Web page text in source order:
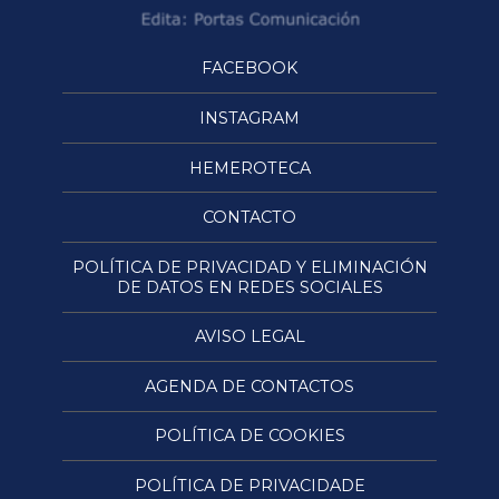
FACEBOOK
INSTAGRAM
HEMEROTECA
CONTACTO
POLÍTICA DE PRIVACIDAD Y ELIMINACIÓN
DE DATOS EN REDES SOCIALES
AVISO LEGAL
AGENDA DE CONTACTOS
POLÍTICA DE COOKIES
POLÍTICA DE PRIVACIDADE